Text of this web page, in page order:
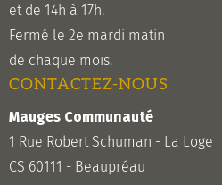
et de 14h à 17h.
Fermé le 2e mardi matin
de chaque mois.
CONTACTEZ-NOUS
Mauges Communauté
1 Rue Robert Schuman - La Loge
CS 60111 - Beaupréau